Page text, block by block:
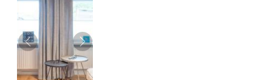
Zurück Weiter